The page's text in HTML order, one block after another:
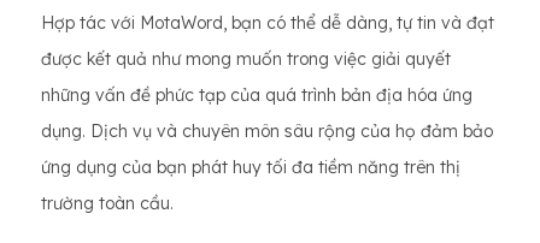
Hợp tác với MotaWord, bạn có thể dễ dàng, tự tin và đạt
được kết quả như mong muốn trong việc giải quyết
những vấn đề phức tạp của quá trình bản địa hóa ứng
dụng. Dịch vụ và chuyên môn sâu rộng của họ đảm bảo
ứng dụng của bạn phát huy tối đa tiềm năng trên thị
trường toàn cầu.